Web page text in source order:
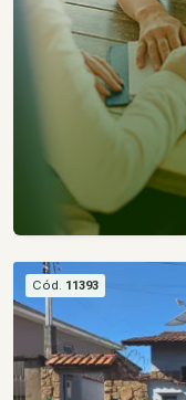
Cód. 11393